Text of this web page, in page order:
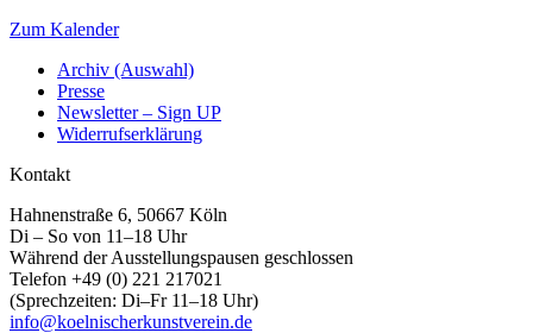
Zum Kalender
Archiv (Auswahl)
Presse
Newsletter – Sign UP
Widerrufserklärung
Kontakt
Hahnenstraße 6, 50667 Köln
Di – So von 11–18 Uhr
Während der Ausstellungspausen geschlossen
Telefon +49 (0) 221 217021
(Sprechzeiten: Di–Fr 11–18 Uhr)
info@koelnischerkunstverein.de